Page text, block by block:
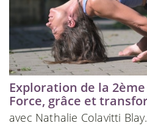
Exploration de la
Force, grâce et
avec Nathalie Colavitti Blay.